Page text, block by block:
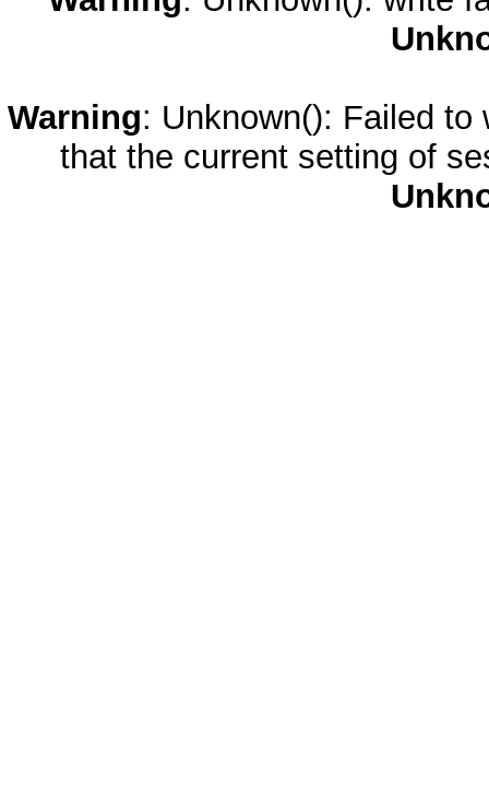
Warning: Unknown(): Failed
that the current setting of